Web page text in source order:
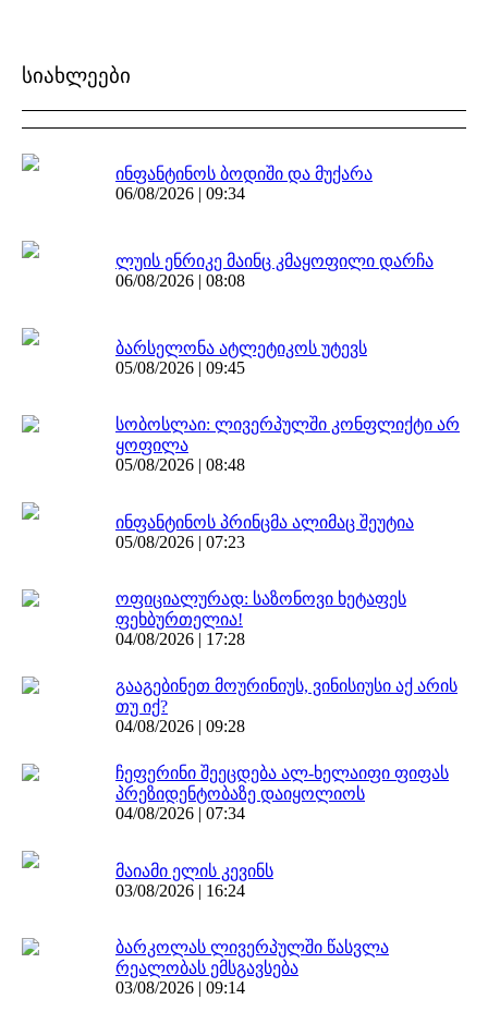
სიახლეები
ინფანტინოს ბოდიში და მუქარა
06/08/2026 | 09:34
ლუის ენრიკე მაინც კმაყოფილი დარჩა
06/08/2026 | 08:08
ბარსელონა ატლეტიკოს უტევს
05/08/2026 | 09:45
სობოსლაი: ლივერპულში კონფლიქტი არ
ყოფილა
05/08/2026 | 08:48
ინფანტინოს პრინცმა ალიმაც შეუტია
05/08/2026 | 07:23
ოფიციალურად: საზონოვი ხეტაფეს
ფეხბურთელია!
04/08/2026 | 17:28
გააგებინეთ მოურინიუს, ვინისიუსი აქ არის
თუ იქ?
04/08/2026 | 09:28
ჩეფერინი შეეცდება ალ-ხელაიფი ფიფას
პრეზიდენტობაზე დაიყოლიოს
04/08/2026 | 07:34
მაიამი ელის კევინს
03/08/2026 | 16:24
ბარკოლას ლივერპულში წასვლა
რეალობას ემსგავსება
03/08/2026 | 09:14